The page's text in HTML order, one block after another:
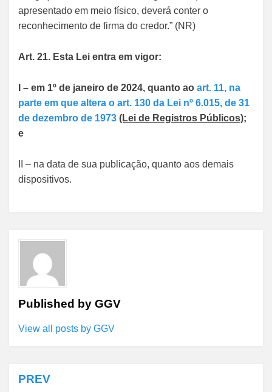
apresentado em meio físico, deverá conter o
reconhecimento de firma do credor.” (NR)
Art. 21. Esta Lei entra em vigor:
I – em 1º de janeiro de 2024, quanto ao art. 11, na
parte em que altera o art. 130 da Lei nº 6.015, de 31
de dezembro de 1973 (Lei de Registros Públicos);
e
II – na data de sua publicação, quanto aos demais
dispositivos.
Published by GGV
View all posts by GGV
Navegação
PREV